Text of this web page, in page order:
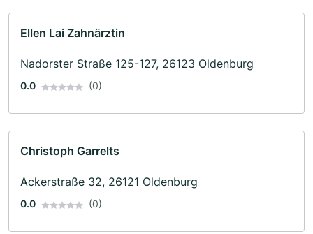
Ellen Lai Zahnärztin
Nadorster Straße 125-127, 26123 Oldenburg
0.0 (0)
Christoph Garrelts
Ackerstraße 32, 26121 Oldenburg
0.0 (0)